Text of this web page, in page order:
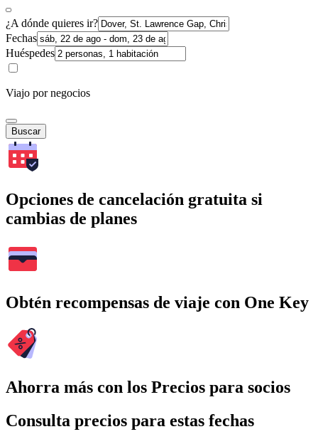
¿A dónde quieres ir?
Fechas
Huéspedes
Viajo por negocios
Buscar
Opciones de cancelación gratuita si
cambias de planes
Obtén recompensas de viaje con One Key
Ahorra más con los Precios para socios
Consulta precios para estas fechas